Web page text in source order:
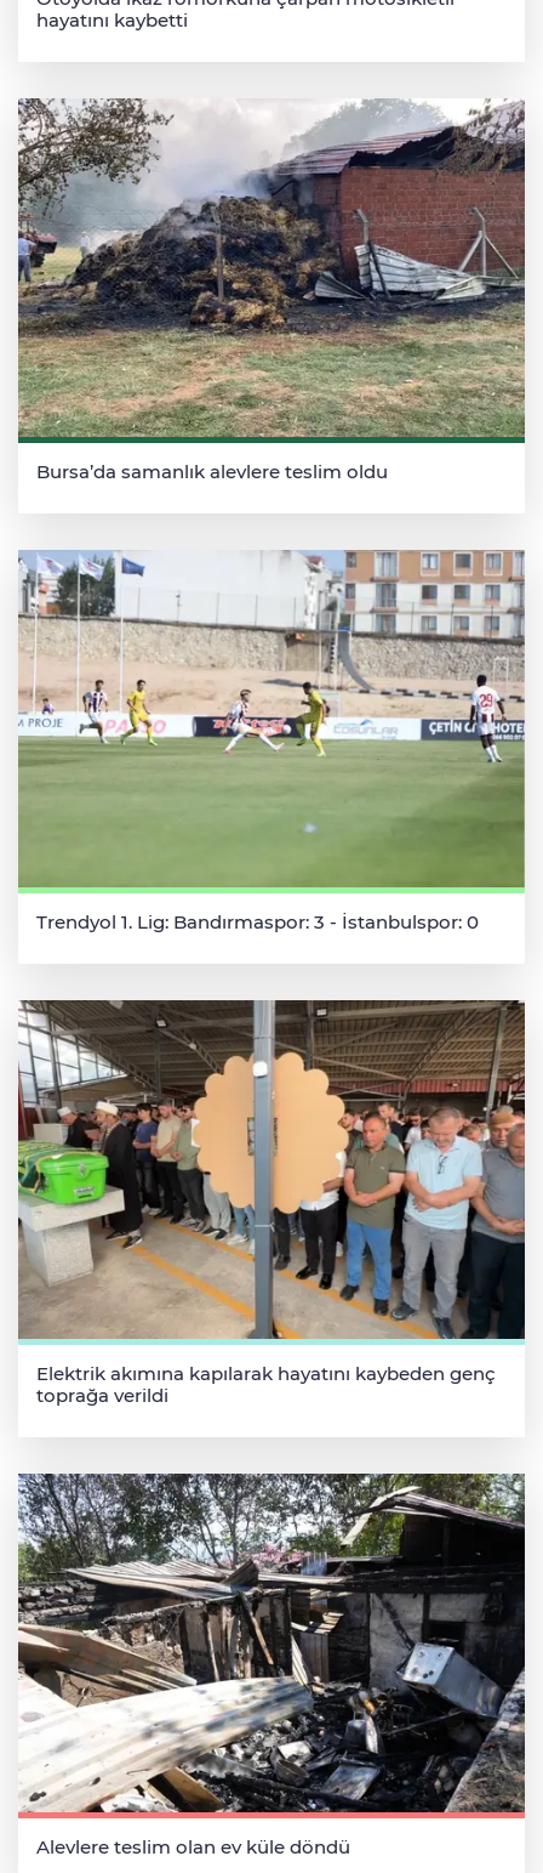
hayatını kaybetti
Bursa’da samanlık alevlere teslim oldu
Trendyol 1. Lig: Bandırmaspor: 3 - İstanbulspor: 0
Elektrik akımına kapılarak hayatını kaybeden genç
toprağa verildi
Alevlere teslim olan ev küle döndü